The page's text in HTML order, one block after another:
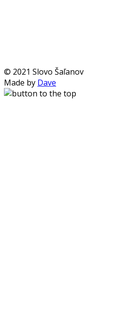
© 2021 Slovo Šaľanov
Made by Dave